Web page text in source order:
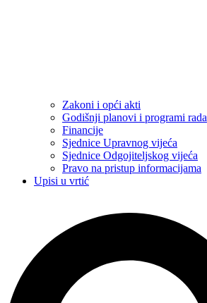
Zakoni i opći akti
Godišnji planovi i programi rada
Financije
Sjednice Upravnog vijeća
Sjednice Odgojiteljskog vijeća
Pravo na pristup informacijama
Upisi u vrtić